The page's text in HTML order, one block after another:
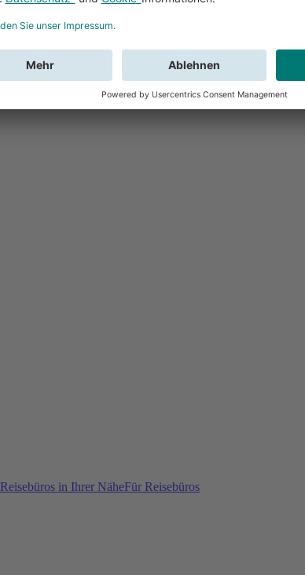
Reisebüros in Ihrer NäheFür Reisebüros